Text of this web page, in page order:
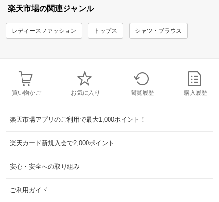
楽天市場の関連ジャンル
レディースファッション トップス シャツ・ブラウス
買い物かご お気に入り 閲覧履歴 購入履歴
楽天市場アプリのご利用で最大1,000ポイント！
楽天カード新規入会で2,000ポイント
安心・安全への取り組み
ご利用ガイド